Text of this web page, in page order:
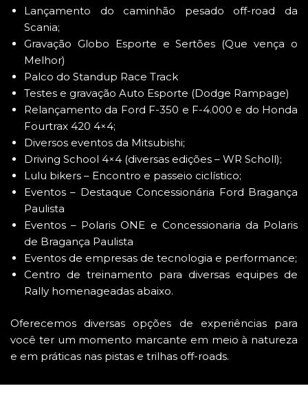
Lançamento do caminhão pesado off-road da
Scania;
Gravação Globo Esporte e Sertões (Que vença o
Melhor)
Palco do Standup Race Track
Testes e gravação Auto Esporte (Dodge Rampage)
Relançamento da Ford F-350 e F-4.000 e do Honda
Fourtrax 420 4×4;
Diversos eventos da Mitsubishi;
Driving School 4×4 (diversas edições – WR Scholl);
Lulu bikers – Encontro e passeio ciclístico;
Eventos – Destaque Concessionária Ford Bragança
Paulista
Eventos – Polaris ONE e Concessionaria da Polaris
de Bragança Paulista
Eventos de empresas de tecnologia e performance;
Centro de treinamento para diversas equipes de
Rally homenageadas abaixo.
Oferecemos diversas opções de experiências para
você ter um momento marcante em meio à natureza
e em práticas nas pistas e trilhas off-roads.